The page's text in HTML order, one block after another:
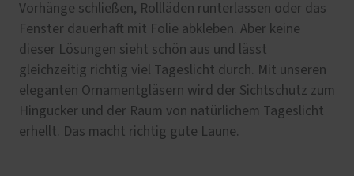
Vorhänge schließen, Rollläden runterlassen oder das
Fenster dauerhaft mit Folie abkleben. Aber keine
dieser Lösungen sieht schön aus und lässt
gleichzeitig richtig viel Tageslicht durch. Mit unseren
eleganten Ornamentgläsern wird der Sichtschutz zum
Hingucker und der Raum von natürlichem Tageslicht
erhellt. Das macht richtig gute Laune.